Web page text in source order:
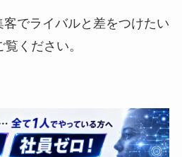
客でライバルと差をつけたい
ください。